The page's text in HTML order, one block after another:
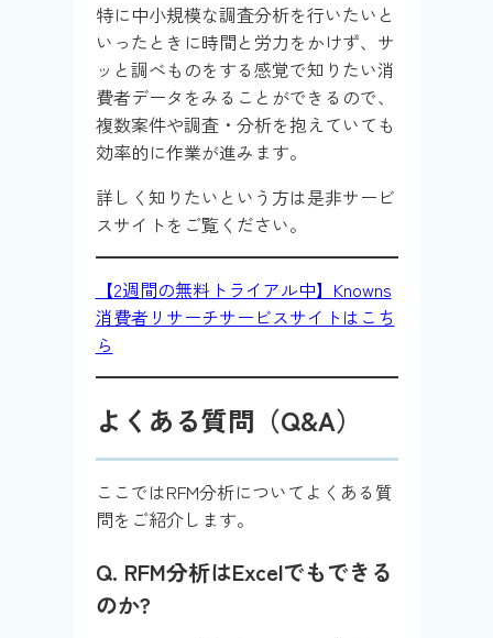
特に中小規模な調査分析を行いたいと
いったときに時間と労力をかけず、サ
ッと調べものをする感覚で知りたい消
費者データをみることができるので、
複数案件や調査・分析を抱えていても
効率的に作業が進みます。
詳しく知りたいという方は是非サービ
スサイトをご覧ください。
【2週間の無料トライアル中】Knowns
消費者リサーチサービスサイトはこち
ら
よくある質問（Q&A）
ここではRFM分析についてよくある質
問をご紹介します。
Q. RFM分析はExcelでもできる
のか?